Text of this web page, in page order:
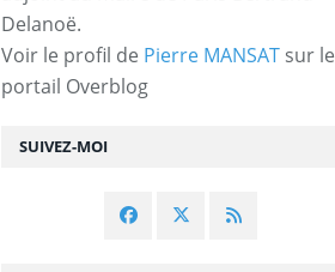
SUIVEZ-MOI
Delanoë.
Voir le profil de Pierre MANSAT sur le
portail Overblog